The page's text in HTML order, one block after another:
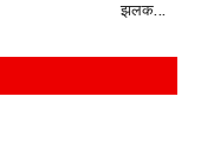
झलक...